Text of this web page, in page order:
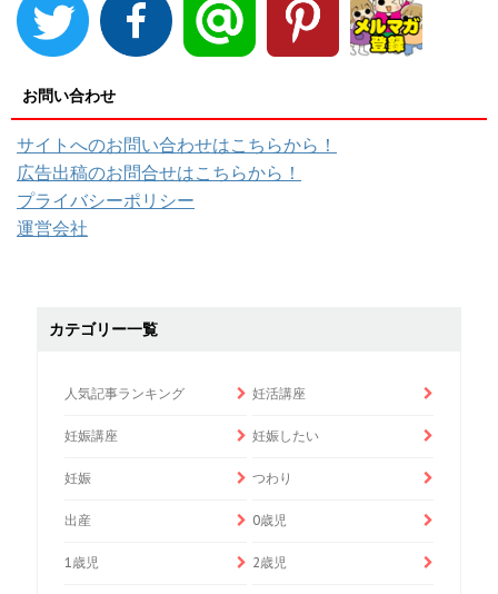
お問い合わせ
サイトへのお問い合わせはこちらから！
広告出稿のお問合せはこちらから！
プライバシーポリシー
運営会社
カテゴリー一覧
人気記事ランキング 妊活講座
妊娠講座 妊娠したい
妊娠 つわり
出産 0歳児
1歳児 2歳児